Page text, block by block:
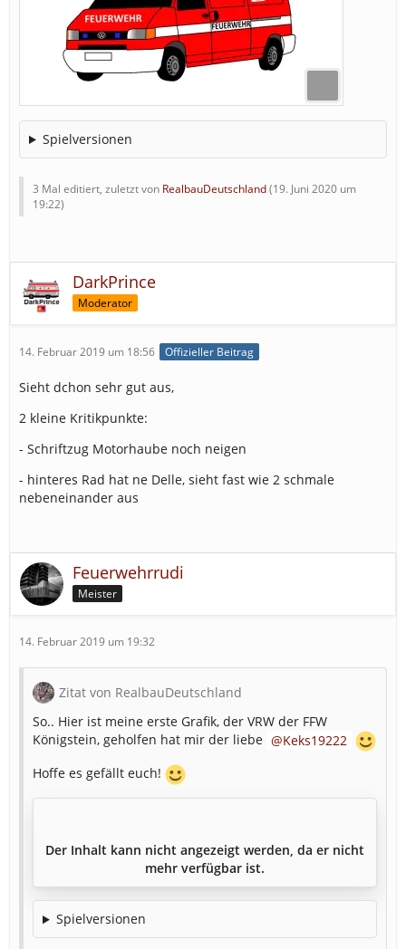
Spielversionen
3 Mal editiert, zuletzt von RealbauDeutschland(19. Juni 2020 um
19:22)
DarkPrince
Moderator
14. Februar 2019 um 18:56 Offizieller Beitrag
Sieht dchon sehr gut aus,
2 kleine Kritikpunkte:
- Schriftzug Motorhaube noch neigen
- hinteres Rad hat ne Delle, sieht fast wie 2 schmale
nebeneinander aus
Feuerwehrrudi
Meister
14. Februar 2019 um 19:32
Zitat von RealbauDeutschland
So.. Hier ist meine erste Grafik, der VRW der FFW
Königstein, geholfen hat mir der liebe
Keks19222
Hoffe es gefällt euch!
Der Inhalt kann nicht angezeigt werden, da er nicht
mehr verfügbar ist.
Spielversionen